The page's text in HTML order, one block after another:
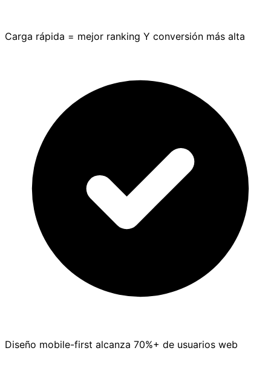
Carga rápida = mejor ranking Y conversión más alta
Diseño mobile-first alcanza 70%+ de usuarios web